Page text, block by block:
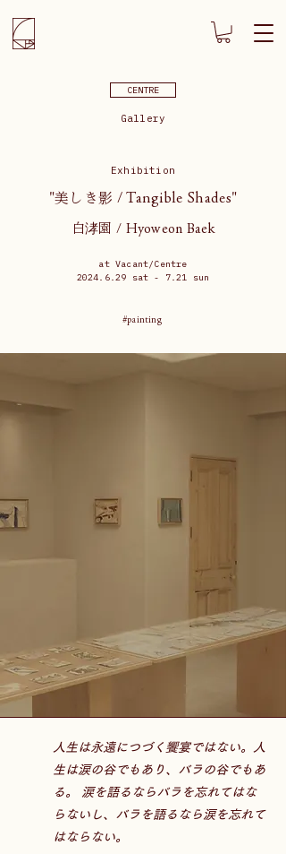
CENTRE
Gallery
Exhibition
"美しき影 / Tangible Shades"
白涍園 / Hyoweon Baek
at Vacant/Centre
2024.6.29 sat - 7.21 sun
#painting
人生は永遠につづく饗宴ではない。人
生は涙の谷でもあり、バラの谷でもあ
る。 涙を語るならバラを忘れてはな
らないし、バラを語るなら涙を忘れて
はならない。